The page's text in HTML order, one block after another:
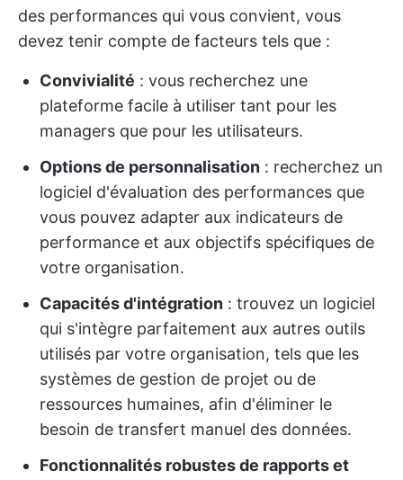
des performances qui vous convient, vous
devez tenir compte de facteurs tels que :
Convivialité : vous recherchez une
plateforme facile à utiliser tant pour les
managers que pour les utilisateurs.
Options de personnalisation : recherchez un
logiciel d'évaluation des performances que
vous pouvez adapter aux indicateurs de
performance et aux objectifs spécifiques de
votre organisation.
Capacités d'intégration : trouvez un logiciel
qui s'intègre parfaitement aux autres outils
utilisés par votre organisation, tels que les
systèmes de gestion de projet ou de
ressources humaines, afin d'éliminer le
besoin de transfert manuel des données.
Fonctionnalités robustes de rapports et